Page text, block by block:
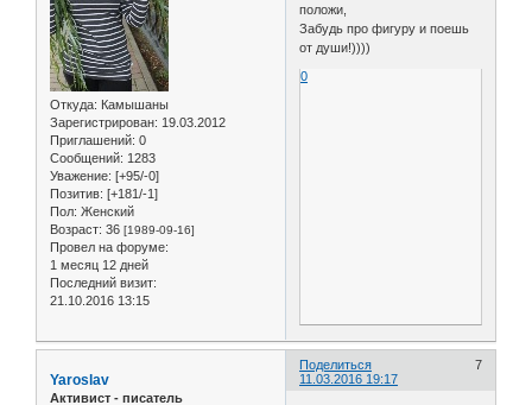
Откуда: Камышаны
Зарегистрирован: 19.03.2012
Приглашений: 0
Сообщений: 1283
Уважение: [+95/-0]
Позитив: [+181/-1]
Пол: Женский
Возраст: 36 [1989-09-16]
Провел на форуме:
1 месяц 12 дней
Последний визит:
21.10.2016 13:15
положи,
Забудь про фигуру и поешь
от души!))))
0
Поделиться
7
11.03.2016 19:17
Yaroslav
Активист - писатель